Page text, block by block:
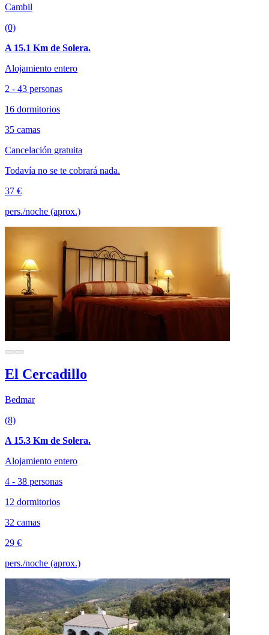
Cambil
(0)
A 15.1 Km de Solera.
Alojamiento entero
2 - 43 personas
16 dormitorios
35 camas
Cancelación gratuita
Todavía no se te cobrará nada.
37 €
pers./noche (aprox.)
El Cercadillo
Bedmar
(8)
A 15.3 Km de Solera.
Alojamiento entero
4 - 38 personas
12 dormitorios
32 camas
29 €
pers./noche (aprox.)